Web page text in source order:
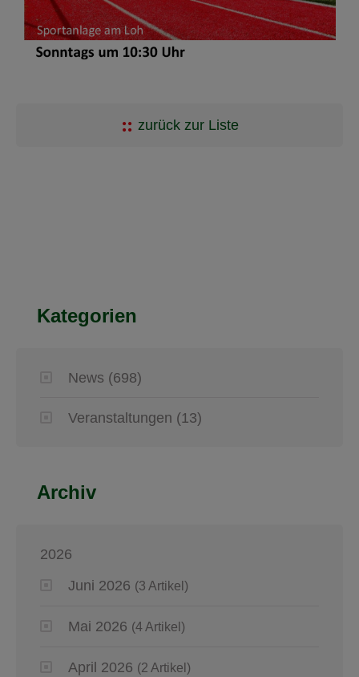
zurück zur Liste
Kategorien
News (698)
Veranstaltungen (13)
Archiv
2026
Juni 2026 (3 Artikel)
Mai 2026 (4 Artikel)
April 2026 (2 Artikel)